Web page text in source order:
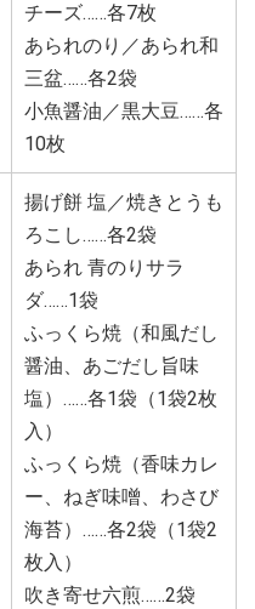
チーズ……各7枚
あられのり／あられ和
三盆……各2袋
小魚醤油／黒大豆……各
10枚
揚げ餅 塩／焼きとうも
ろこし……各2袋
あられ 青のりサラ
ダ……1袋
ふっくら焼（和風だし
醤油、あごだし旨味
塩）……各1袋（1袋2枚
入）
ふっくら焼（香味カレ
ー、ねぎ味噌、わさび
海苔）……各2袋（1袋2
枚入）
吹き寄せ六煎……2袋